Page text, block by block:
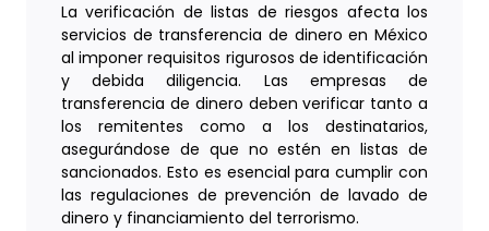
La verificación de listas de riesgos afecta los
servicios de transferencia de dinero en México
al imponer requisitos rigurosos de identificación
y debida diligencia. Las empresas de
transferencia de dinero deben verificar tanto a
los remitentes como a los destinatarios,
asegurándose de que no estén en listas de
sancionados. Esto es esencial para cumplir con
las regulaciones de prevención de lavado de
dinero y financiamiento del terrorismo.